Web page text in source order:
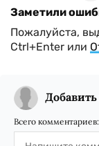
Заметили
Пожалуйста,
Ctrl+Enter или
Всего комментариев: